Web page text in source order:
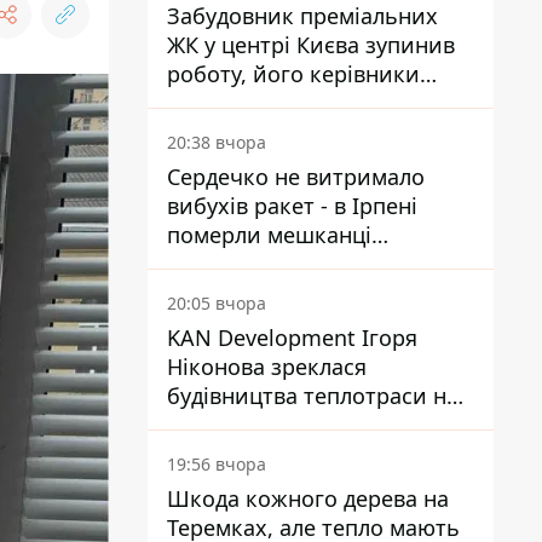
Забудовник преміальних
ЖК у центрі Києва зупинив
роботу, його керівники
втекли з України - Bihus.info
20:38 вчора
Сердечко не витримало
вибухів ракет - в Ірпені
померли мешканці
притулку для собак з
інвалідністю
20:05 вчора
KAN Development Ігоря
Ніконова зреклася
будівництва теплотраси на
Теремках
19:56 вчора
Шкода кожного дерева на
Теремках, але тепло мають